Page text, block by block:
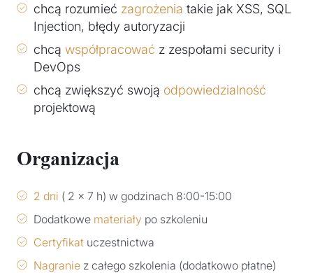
chcą rozumieć zagrożenia takie jak XSS, SQL
Injection, błędy autoryzacji
chcą współpracować z zespołami security i
DevOps
chcą zwiększyć swoją odpowiedzialność
projektową
Organizacja
2 dni ( 2 x 7 h) w godzinach 8:00-15:00
Dodatkowe materiały po szkoleniu
Certyfikat uczestnictwa
Nagranie z całego szkolenia (dodatkowo płatne)